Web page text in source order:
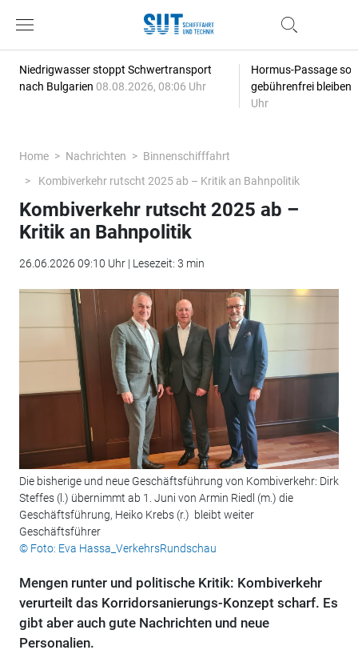
Niedrigwasser stoppt Schwertransport
nach Bulgarien 08.08.2026, 08:06 Uhr
Hormus-Passage
gebührenfrei bleiben
Uhr
Home Nachrichten
Binnenschifffahrt
Kombiverkehr rutscht 2025 ab – Kritik an Bahnpolitik
Kombiverkehr rutscht 2025 ab –
Kritik an Bahnpolitik
26.06.2026 09:10 Uhr | Lesezeit: 3 min
Die bisherige und neue Geschäftsführung von Kombiverkehr: Dirk
Steffes (l.) übernimmt ab 1. Juni von Armin Riedl (m.) die
Geschäftsführung, Heiko Krebs (r.) bleibt weiter
Geschäftsführer
© Foto: Eva Hassa_VerkehrsRundschau
Mengen runter und politische Kritik: Kombiverkehr
verurteilt das Korridorsanierungs-Konzept scharf. Es
gibt aber auch gute Nachrichten und neue
Personalien.